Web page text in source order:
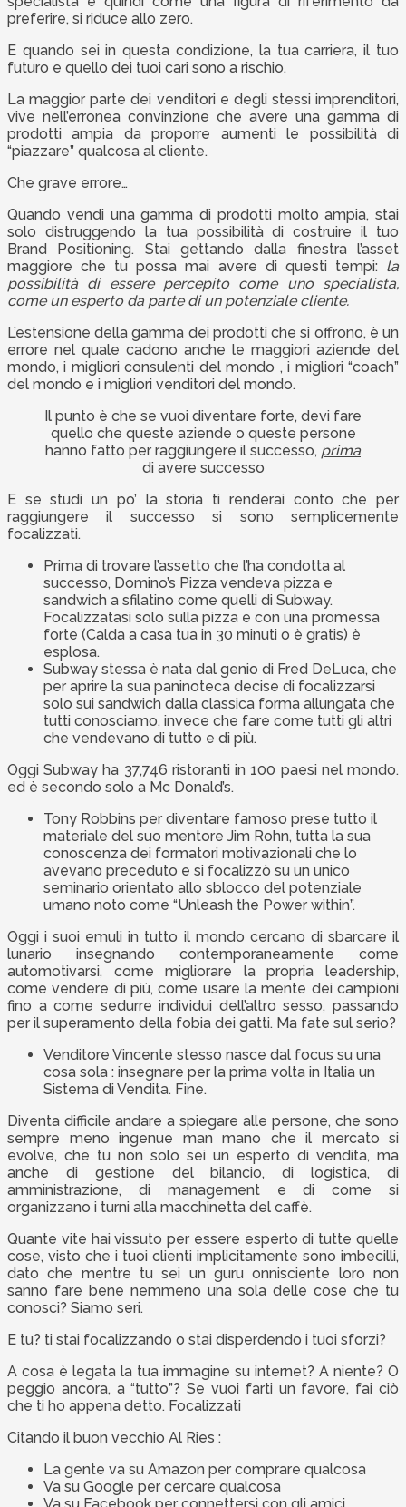
preferire, si riduce allo zero.
E quando sei in questa condizione, la tua carriera, il tuo
futuro e quello dei tuoi cari sono a rischio.
La maggior parte dei venditori e degli stessi imprenditori,
vive nell’erronea convinzione che avere una gamma di
prodotti ampia da proporre aumenti le possibilità di
“piazzare” qualcosa al cliente.
Che grave errore…
Quando vendi una gamma di prodotti molto ampia, stai
solo distruggendo la tua possibilità di costruire il tuo
Brand Positioning. Stai gettando dalla finestra l’asset
maggiore che tu possa mai avere di questi tempi: la
possibilità di essere percepito come uno specialista,
come un esperto da parte di un potenziale cliente.
L’estensione della gamma dei prodotti che si offrono, è un
errore nel quale cadono anche le maggiori aziende del
mondo, i migliori consulenti del mondo , i migliori “coach”
del mondo e i migliori venditori del mondo.
Il punto è che se vuoi diventare forte, devi fare
quello che queste aziende o queste persone
hanno fatto per raggiungere il successo, prima
di avere successo
E se studi un po’ la storia ti renderai conto che per
raggiungere il successo si sono semplicemente
focalizzati.
Prima di trovare l’assetto che l’ha condotta al
successo, Domino’s Pizza vendeva pizza e
sandwich a sfilatino come quelli di Subway.
Focalizzatasi solo sulla pizza e con una promessa
forte (Calda a casa tua in 30 minuti o è gratis) è
esplosa.
Subway stessa è nata dal genio di Fred DeLuca, che
per aprire la sua paninoteca decise di focalizzarsi
solo sui sandwich dalla classica forma allungata che
tutti conosciamo, invece che fare come tutti gli altri
che vendevano di tutto e di più.
Oggi Subway ha 37,746 ristoranti in 100 paesi nel mondo.
ed è secondo solo a Mc Donald’s.
Tony Robbins per diventare famoso prese tutto il
materiale del suo mentore Jim Rohn, tutta la sua
conoscenza dei formatori motivazionali che lo
avevano preceduto e si focalizzò su un unico
seminario orientato allo sblocco del potenziale
umano noto come “Unleash the Power within”.
Oggi i suoi emuli in tutto il mondo cercano di sbarcare il
lunario insegnando contemporaneamente come
automotivarsi, come migliorare la propria leadership,
come vendere di più, come usare la mente dei campioni
fino a come sedurre individui dell’altro sesso, passando
per il superamento della fobia dei gatti. Ma fate sul serio?
Venditore Vincente stesso nasce dal focus su una
cosa sola : insegnare per la prima volta in Italia un
Sistema di Vendita. Fine.
Diventa difficile andare a spiegare alle persone, che sono
sempre meno ingenue man mano che il mercato si
evolve, che tu non solo sei un esperto di vendita, ma
anche di gestione del bilancio, di logistica, di
amministrazione, di management e di come si
organizzano i turni alla macchinetta del caffè.
Quante vite hai vissuto per essere esperto di tutte quelle
cose, visto che i tuoi clienti implicitamente sono imbecilli,
dato che mentre tu sei un guru onnisciente loro non
sanno fare bene nemmeno una sola delle cose che tu
conosci? Siamo seri.
E tu? ti stai focalizzando o stai disperdendo i tuoi sforzi?
A cosa è legata la tua immagine su internet? A niente? O
peggio ancora, a “tutto”? Se vuoi farti un favore, fai ciò
che ti ho appena detto. Focalizzati
Citando il buon vecchio Al Ries :
La gente va su Amazon per comprare qualcosa
Va su Google per cercare qualcosa